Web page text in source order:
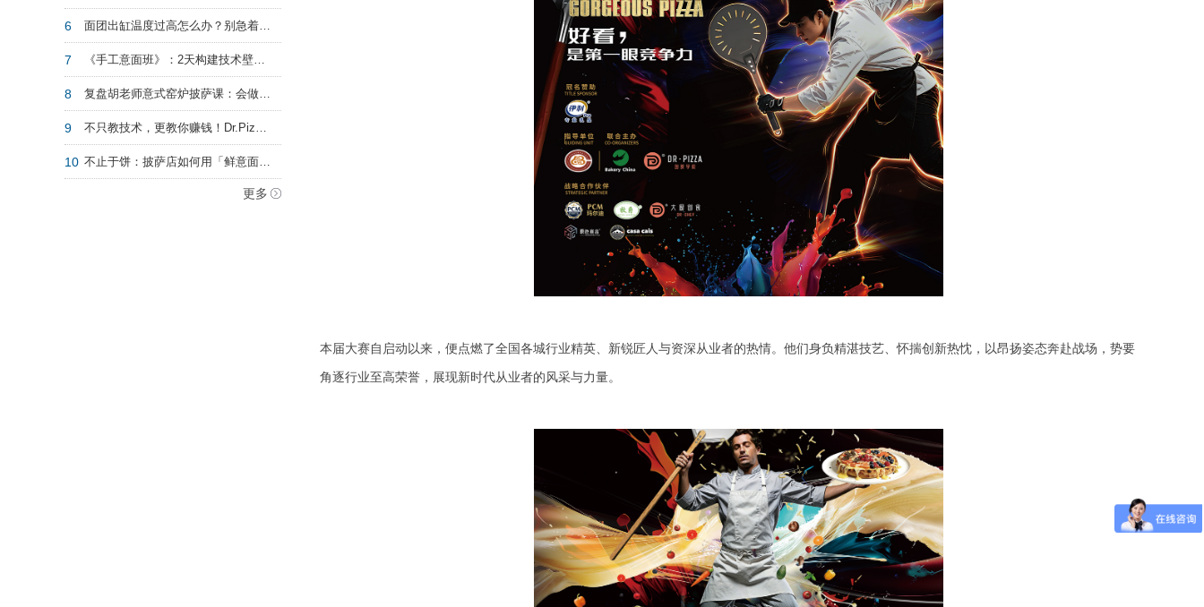
6 面团出缸温度过高怎么办？别急着弃用！
7 《手工意面班》：2天构建技术壁垒，抢占盈利新高地
8 复盘胡老师意式窑炉披萨课：会做饼和会做披萨生意，差的就是这一课
9 不只教技术，更教你赚钱！Dr.Pizza 2026全系课程滚动开课!
10 不止于饼：披萨店如何用「鲜意面 + 漂亮饭」补齐正餐短板？
更多
本届大赛自启动以来，便点燃了全国各城行业精英、新锐匠人与资深从业者的热情。他们身负精湛技艺、怀揣创新热忱，以昂扬姿态奔赴战场，势要
角逐行业至高荣誉，展现新时代从业者的风采与力量。